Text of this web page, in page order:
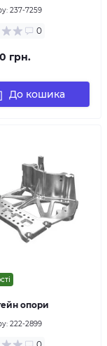
237-7259
0
грн.
До кошика
опори
222-2899